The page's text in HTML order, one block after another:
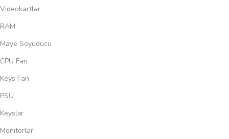
Videokartlar
RAM
Maye Soyuducu
CPU Fan
Keys Fan
PSU
Keyslər
Monitorlar